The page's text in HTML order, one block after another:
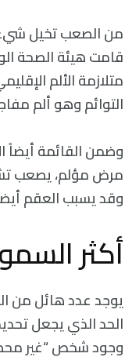
من الصعب تخيل شيء
التوائم وهو ألم
وضمن القائمة أيضاً
وقد يسبب العقم
أكثر
يوجد عدد هائل من
الحد الذي يجعل